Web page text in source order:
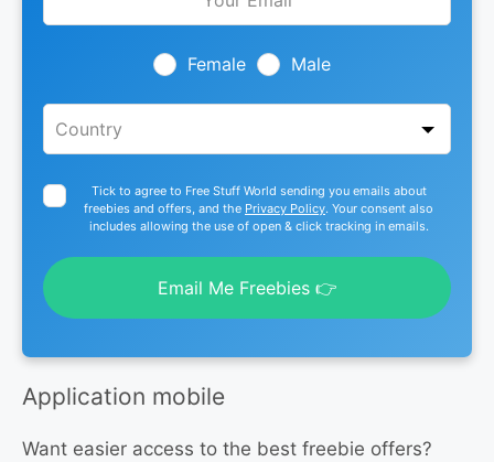
Female Male
Tick to agree to Free Stuff World sending you emails about
freebies and offers, and the Privacy Policy. Your consent also
includes allowing the use of open & click tracking in emails.
Email Me Freebies 👉
Application mobile
Want easier access to the best freebie offers?